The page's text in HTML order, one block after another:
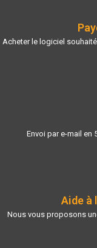
Acheter le logiciel
Envoi par e-mail en
Aide à
Nous vous proposons